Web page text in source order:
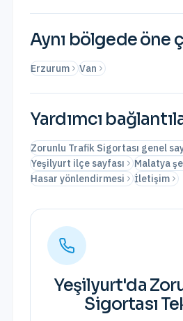
Aynı bölgede öne
Erzurum Van
Yardımcı
Zorunlu Trafik Sigortası genel
Yeşilyurt ilçe sayfası
Malatya
Hasar yönlendirmesi
İletişim
Yeşilyurt'da
Sigortası